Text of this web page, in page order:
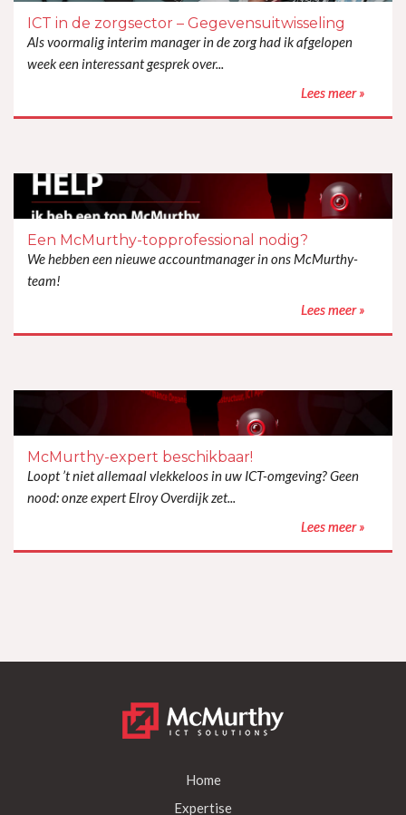
ICT in de zorgsector – Gegevensuitwisseling
Als voormalig interim manager in de zorg had ik afgelopen
week een interessant gesprek over...
Lees meer »
Lees meer »
Een McMurthy-topprofessional nodig?
We hebben een nieuwe accountmanager in ons McMurthy-
team!
Lees meer »
McMurthy-expert beschikbaar!
Loopt ’t niet allemaal vlekkeloos in uw ICT-omgeving? Geen
nood: onze expert Elroy Overdijk zet...
Lees meer »
Home
Expertise